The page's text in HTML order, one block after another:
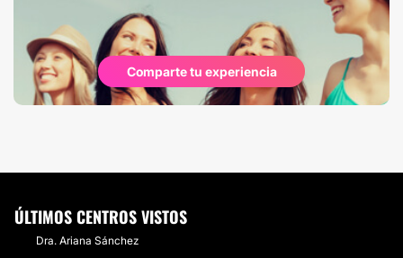
Comparte tu experiencia
ÚLTIMOS CENTROS VISTOS
Dra. Ariana Sánchez